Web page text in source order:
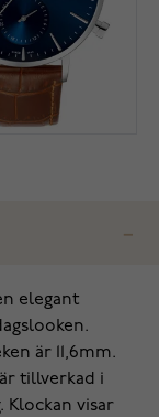
elegant
är 11,6mm.
tillverkad i
Klockan visar